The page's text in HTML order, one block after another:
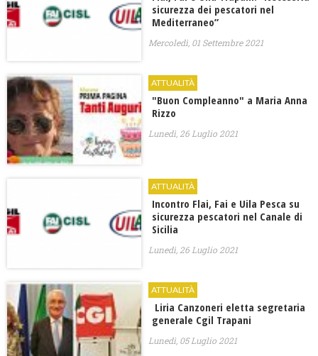
sicurezza dei pescatori nel
Mediterraneo”
Mercoledì, 01 Settembre 2021
ATTUALITÀ
"Buon Compleanno" a Maria Anna
Rizzo
Lunedì, 26 Luglio 2021
ATTUALITÀ
Incontro Flai, Fai e Uila Pesca su
sicurezza pescatori nel Canale di
Sicilia
Lunedì, 26 Luglio 2021
ATTUALITÀ
Liria Canzoneri eletta segretaria
generale Cgil Trapani
Lunedì, 05 Luglio 2021